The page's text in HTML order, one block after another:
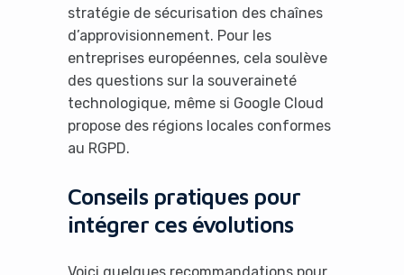
stratégie de sécurisation des chaînes
d’approvisionnement. Pour les
entreprises européennes, cela soulève
des questions sur la souveraineté
technologique, même si Google Cloud
propose des régions locales conformes
au RGPD.
Conseils pratiques pour
intégrer ces évolutions